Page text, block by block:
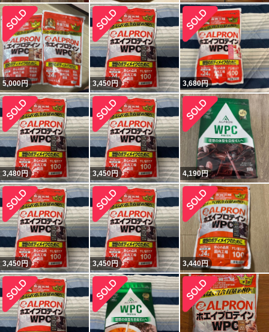
5,000円 3,450円 3,680円
3,480円 3,450円 4,190円
3,450円 3,450円 3,440円